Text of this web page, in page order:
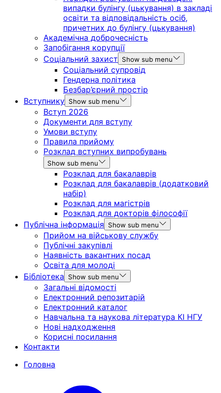
випадки булінгу (цькування) в закладі
освіти та відповідальність осіб,
причетних до булінгу (цькування)
Академічна доброчесність
Запобігання корупції
Соціальний захист
Show sub menu
Соціальний супровід
Гендерна політика
Безбар’єрний простір
Вступнику Show sub menu
Вступ 2026
Документи для вступу
Умови вступу
Правила прийому
Розклад вступних випробувань
Show sub menu
Розклад для бакалаврів
Розклад для бакалаврів (додатковий
набір)
Розклад для магістрів
Розклад для докторів філософії
Публічна інформація
Show sub menu
Прийом на військову службу
Публічні закупівлі
Наявність вакантних посад
Освіта для молоді
Бібліотека
Show sub menu
Загальні відомості
Електронний репозитарій
Електронний каталог
Навчальна та наукова література КІ НГУ
Нові надходження
Корисні посилання
Контакти
Головна